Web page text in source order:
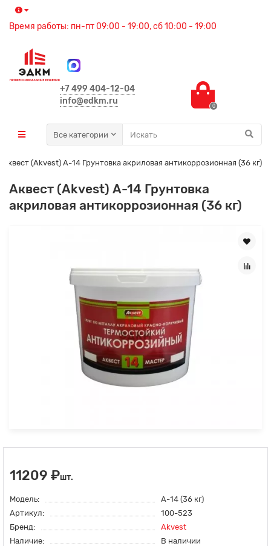
Время работы: пн-пт 09:00 - 19:00, сб 10:00 - 19:00
+7 499 404-12-04
info@edkm.ru
0
Все категории
Аквест (Akvest) А-14 Грунтовка акриловая антикоррозионная (36 кг)
Аквест (Akvest) А-14 Грунтовка
акриловая антикоррозионная (36 кг)
11209 ₽шт.
Модель:
А-14 (36 кг)
Артикул:
100-523
Бренд:
Akvest
Наличие:
В наличии